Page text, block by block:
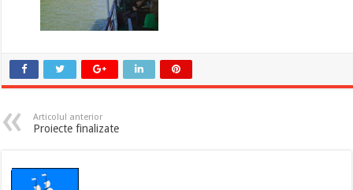
Articolul anterior
Proiecte finalizate